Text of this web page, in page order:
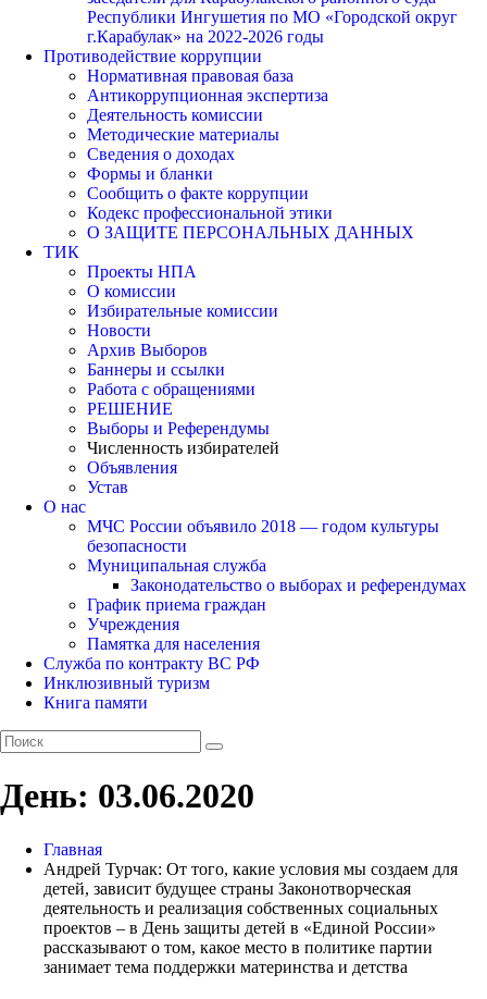
Республики Ингушетия по МО «Городской округ
г.Карабулак» на 2022-2026 годы
Противодействие коррупции
Нормативная правовая база
Антикоррупционная экспертиза
Деятельность комиссии
Методические материалы
Сведения о доходах
Формы и бланки
Сообщить о факте коррупции
Кодекс профессиональной этики
О ЗАЩИТЕ ПЕРСОНАЛЬНЫХ ДАННЫХ
ТИК
Проекты НПА
О комиссии
Избирательные комиссии
Новости
Архив Выборов
Баннеры и ссылки
Работа с обращениями
РЕШЕНИЕ
Выборы и Референдумы
Численность избирателей
Объявления
Устав
О нас
МЧС России объявило 2018 — годом культуры
безопасности
Муниципальная служба
Законодательство о выборах и референдумах
График приема граждан
Учреждения
Памятка для населения
Служба по контракту ВС РФ
Инклюзивный туризм
Книга памяти
День: 03.06.2020
Главная
Андрей Турчак: От того, какие условия мы создаем для
детей, зависит будущее страны Законотворческая
деятельность и реализация собственных социальных
проектов – в День защиты детей в «Единой России»
рассказывают о том, какое место в политике партии
занимает тема поддержки материнства и детства